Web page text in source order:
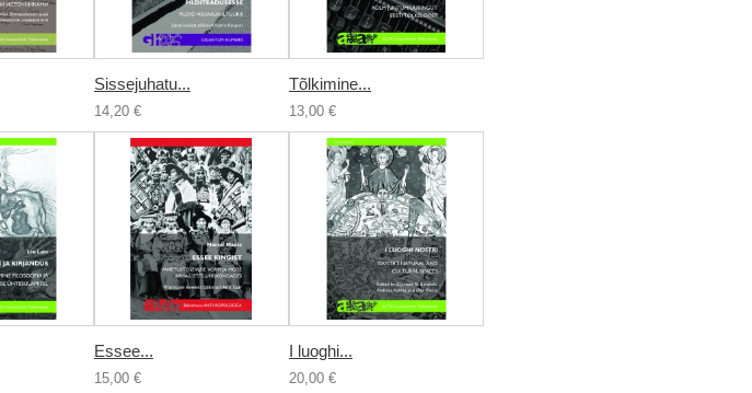
Sissejuhatu...
14,20 €
Tõlkimine...
13,00 €
Essee...
15,00 €
I luoghi...
20,00 €